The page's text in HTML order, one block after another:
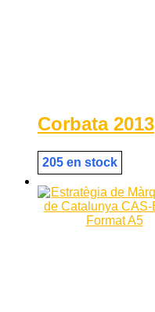
Corbata 2013
205 en stock